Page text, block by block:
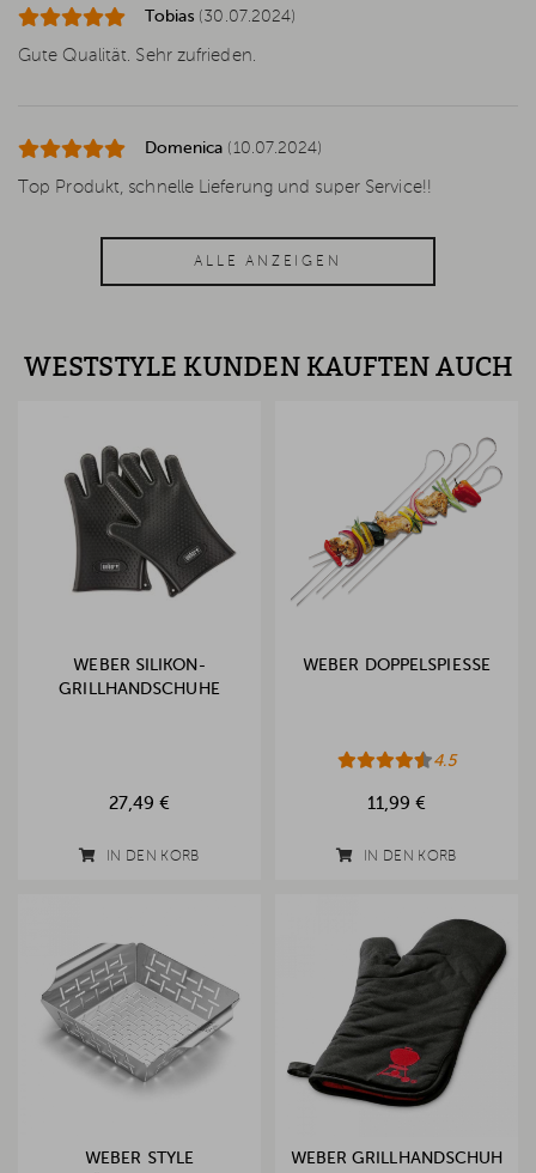
Tobias (30.07.2024)
Gute Qualität. Sehr zufrieden.
Domenica (10.07.2024)
Top Produkt, schnelle Lieferung und super Service!!
ALLE ANZEIGEN
WESTSTYLE KUNDEN KAUFTEN AUCH
WEBER SILIKON-
GRILLHANDSCHUHE
27,49 €
IN DEN KORB
WEBER DOPPELSPIESSE
4.5
11,99 €
IN DEN KORB
WEBER STYLE
WEBER GRILLHANDSCHUH